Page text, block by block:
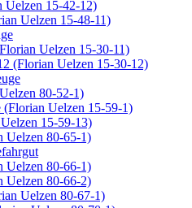
15-42-12)
Uelzen 15-48-11)
Uelzen 15-30-11)
(Florian Uelzen 15-30-12)
80-52-1)
Uelzen 15-59-1)
15-59-13)
Uelzen 80-65-1)
Uelzen 80-66-1)
Uelzen 80-66-2)
Uelzen 80-67-1)